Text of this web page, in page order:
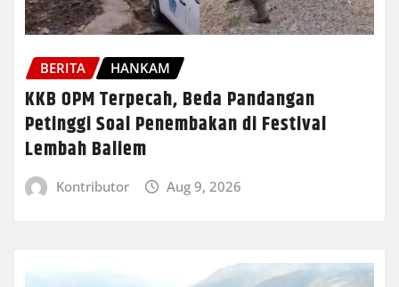
BERITA HANKAM
KKB OPM Terpecah, Beda Pandangan
Petinggi Soal Penembakan di Festival
Lembah Baliem
Kontributor Aug 9, 2026